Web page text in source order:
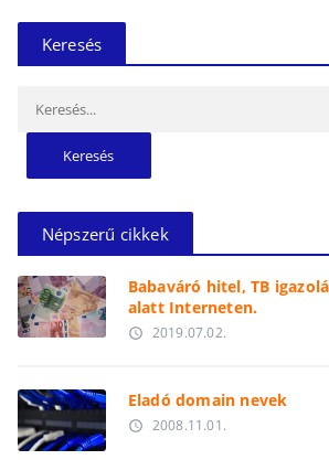
Keresés
Népszerű cikkek
Babaváró hitel, TB
alatt Interneten.
access_time 2019.07.02.
Eladó domain nevek
access_time 2008.11.01.